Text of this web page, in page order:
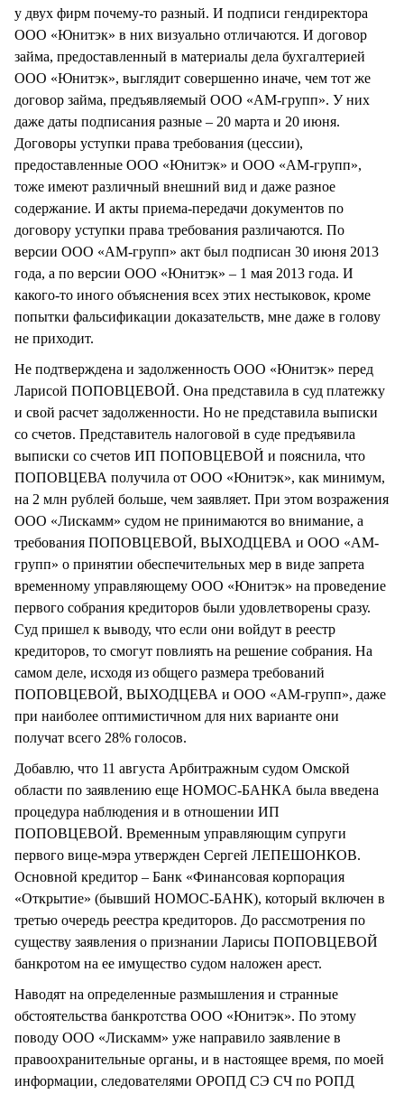
у двух фирм почему-то разный. И подписи гендиректора
ООО «Юнитэк» в них визуально отличаются. И договор
займа, предоставленный в материалы дела бухгалтерией
ООО «Юнитэк», выглядит совершенно иначе, чем тот же
договор займа, предъявляемый ООО «АМ-групп». У них
даже даты подписания разные – 20 марта и 20 июня.
Договоры уступки права требования (цессии),
предоставленные ООО «Юнитэк» и ООО «АМ-групп»,
тоже имеют различный внешний вид и даже разное
содержание. И акты приема-передачи документов по
договору уступки права требования различаются. По
версии ООО «АМ-групп» акт был подписан 30 июня 2013
года, а по версии ООО «Юнитэк» – 1 мая 2013 года. И
какого-то иного объяснения всех этих нестыковок, кроме
попытки фальсификации доказательств, мне даже в голову
не приходит.
Не подтверждена и задолженность ООО «Юнитэк» перед
Ларисой ПОПОВЦЕВОЙ. Она представила в суд платежку
и свой расчет задолженности. Но не представила выписки
со счетов. Представитель налоговой в суде предъявила
выписки со счетов ИП ПОПОВЦЕВОЙ и пояснила, что
ПОПОВЦЕВА получила от ООО «Юнитэк», как минимум,
на 2 млн рублей больше, чем заявляет. При этом возражения
ООО «Лискамм» судом не принимаются во внимание, а
требования ПОПОВЦЕВОЙ, ВЫХОДЦЕВА и ООО «АМ-
групп» о принятии обеспечительных мер в виде запрета
временному управляющему ООО «Юнитэк» на проведение
первого собрания кредиторов были удовлетворены сразу.
Суд пришел к выводу, что если они войдут в реестр
кредиторов, то смогут повлиять на решение собрания. На
самом деле, исходя из общего размера требований
ПОПОВЦЕВОЙ, ВЫХОДЦЕВА и ООО «АМ-групп», даже
при наиболее оптимистичном для них варианте они
получат всего 28% голосов.
Добавлю, что 11 августа Арбитражным судом Омской
области по заявлению еще НОМОС-БАНКА была введена
процедура наблюдения и в отношении ИП
ПОПОВЦЕВОЙ. Временным управляющим супруги
первого вице-мэра утвержден Сергей ЛЕПЕШОНКОВ.
Основной кредитор – Банк «Финансовая корпорация
«Открытие» (бывший НОМОС-БАНК), который включен в
третью очередь реестра кредиторов. До рассмотрения по
существу заявления о признании Ларисы ПОПОВЦЕВОЙ
банкротом на ее имущество судом наложен арест.
Наводят на определенные размышления и странные
обстоятельства банкротства ООО «Юнитэк». По этому
поводу ООО «Лискамм» уже направило заявление в
правоохранительные органы, и в настоящее время, по моей
информации, следователями ОРОПД СЭ СЧ по РОПД